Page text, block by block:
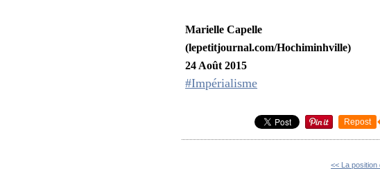
Marielle Capelle
(lepetitjournal.com/Hochiminhville)
24 Août 2015
#Impérialisme
Repost
<< La position